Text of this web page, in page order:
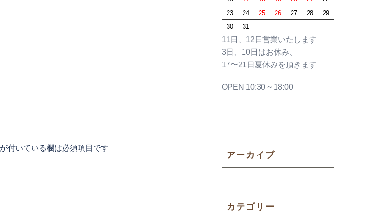
が付いている欄は必須項目です
23
24 25 26 27 28
29
30
31
11日、12日営業いたします
3日、10日はお休み、
17〜21日夏休みを頂きます
OPEN 10:30 ~ 18:00
アーカイブ
カテゴリー